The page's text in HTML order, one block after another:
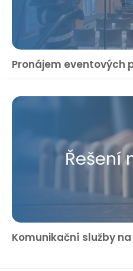
Pronájem eventových
Řešení
Komunikační služby